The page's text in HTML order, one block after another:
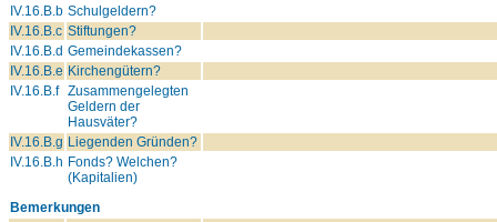
IV.16.B.b Schulgeldern?
IV.16.B.c Stiftungen?
IV.16.B.d Gemeindekassen?
IV.16.B.e Kirchengütern?
IV.16.B.f Zusammengelegten
Geldern der
Hausväter?
IV.16.B.g Liegenden Gründen?
IV.16.B.h Fonds? Welchen?
(Kapitalien)
Bemerkungen